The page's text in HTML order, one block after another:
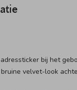
bij het
velvet-look